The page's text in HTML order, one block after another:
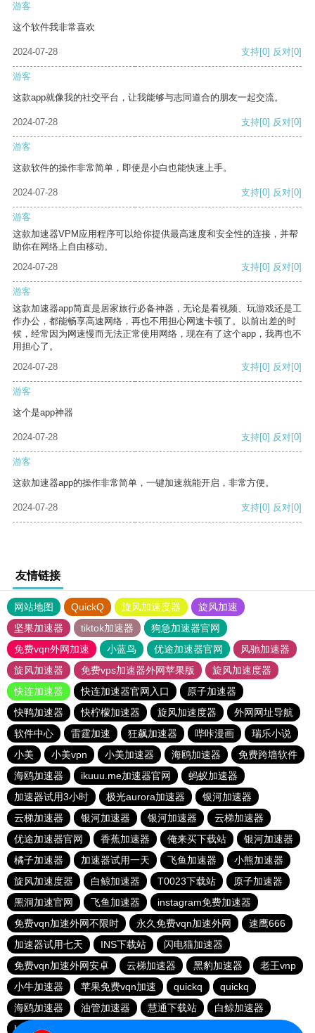
游客
这个软件我非常喜欢
2024-07-28 支持[0] 反对[0]
游客
这款app就像我的社交平台，让我能够与志同道合的朋友一起交流。
2024-07-28 支持[0] 反对[0]
游客
这款软件的操作非常简单，即使是小白也能快速上手。
2024-07-28 支持[0] 反对[0]
游客
这款加速器VPM应用程序可以给你提供最高速度和安全性的连接，并帮
助你在网络上自由移动。
2024-07-28
支持[0] 反对[0]
游客
这款加速器app简直是居家旅行必备神器，无论是看视频、玩游戏还是工
作办公，都能畅享高速网络，再也不用担心网速卡顿了。以前出差的时
候，经常因为网速慢而无法正常使用网络，现在有了这个app，我再也不
用担心了。
2024-07-28
支持[0] 反对[0]
游客
这个是app神器
2024-07-28 支持[0] 反对[0]
游客
这款加速器app的操作非常简单，一键加速就能开启，非常方便。
2024-07-28 支持[0] 反对[0]
友情链接
网站地图 QuickQ 旋风加速度器
旋风加速
坚果加速器
tiktok加速器
狗急加速器官网
免费vqn外网加速
小蓝鸟 优途加速器官网
风驰加速器
旋风加速器
免费vps加速器外网苹果版
旋风加速度器
快连加速器
快连加速器官网入口
原子加速器
快鸭加速器
快柠檬加速器 旋风加速度器
外网网址导航
软件中心
雷霆加速 狂飙加速器 哔咔漫画
瑞乐小说
小美
小美vpn 小美加速器 海鸥加速器
免费跨墙软件
海鸥加速器
ikuuu.me加速器官网
蚂蚁加速器
加速器试用3小时
极光aurora加速器
银河加速器
云梯加速器
银河加速器 银河加速器
云梯加速器
优途加速器官网
香蕉加速器 俺来买下载站
银河加速器
橘子加速器
加速器试用一天 飞鱼加速器
小熊加速器
旋风加速度器
白鲸加速器 T0023下载站
原子加速器
黑洞加速官网
飞鱼加速器
instagram免费加速器
免费vqn加速外网不限时
永久免费vqn加速外网
速鹰666
加速器试用七天
INS下载站
闪电猫加速器
免费vqn加速外网安卓
云梯加速器 黑豹加速器
老王vnp
小牛加速器
苹果免费vqn加速 quickq
quickq
海鸥加速器
油管加速器 慧通下载站
白鲸加速器
hammer加速器